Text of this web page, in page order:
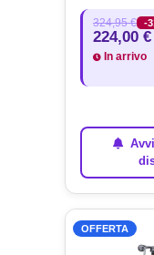
Pit/Surf e
misure 14000
più recente
a…
324,95 € -
224,00 €
In arrivo
OFFERTA